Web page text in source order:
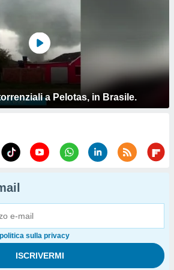
a Pelotas, in Brasile.
sulla privacy